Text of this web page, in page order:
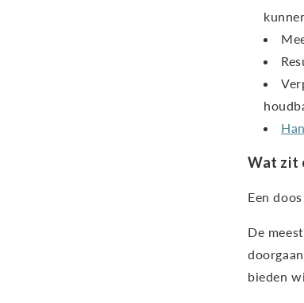
Wat zit
Een
De
bieden